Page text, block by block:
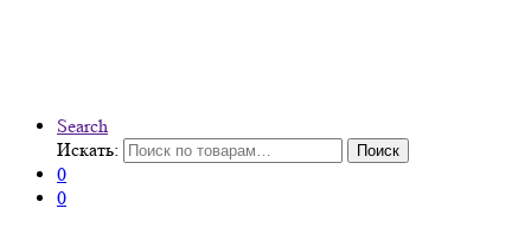
Search
Искать:
Поиск
0
0